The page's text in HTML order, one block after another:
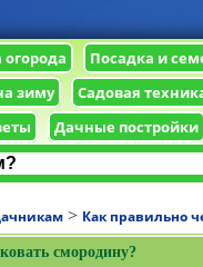
огорода Посадка и
зиму
Садовая
Дачные постройки
> Как правильно
смородину?